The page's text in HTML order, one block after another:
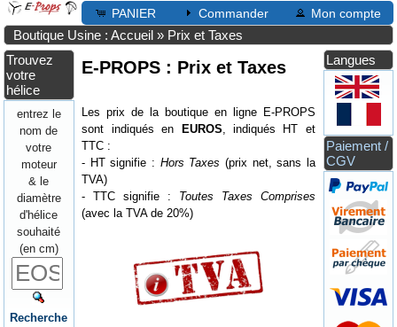
PANIER Commander Mon compte
Boutique Usine : Accueil » Prix et Taxes
Trouvez
votre
hélice
entrez le
nom de
votre
moteur
& le
diamètre
d'hélice
souhaité
(en cm)
Recherche
E-PROPS : Prix et Taxes
Les prix de la boutique en ligne E-PROPS
sont indiqués en EUROS , indiqués HT et
TTC :
- HT signifie : Hors Taxes (prix net, sans la
TVA)
- TTC signifie : Toutes Taxes Comprises
(avec la TVA de 20%)
Langues
Paiement /
CGV